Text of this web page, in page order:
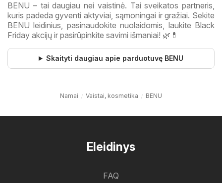
BENU – tai daugiau nei vaistinė. Tai sveikatos partneris,
kuris padeda gyventi aktyviai, sąmoningai ir gražiai. Sekite
BENU leidinius, pasinaudokite nuolaidomis, laukite Black
Friday akcijų ir pasirūpinkite savimi išmaniai! 🌿💊
Skaityti daugiau apie parduotuvę BENU
Namai Vaistai, kosmetika BENU
Eleidinys
FAQ